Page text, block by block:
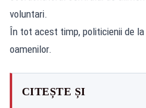
voluntari.
În tot acest timp, politicienii de
oamenilor.
CITEȘTE ȘI